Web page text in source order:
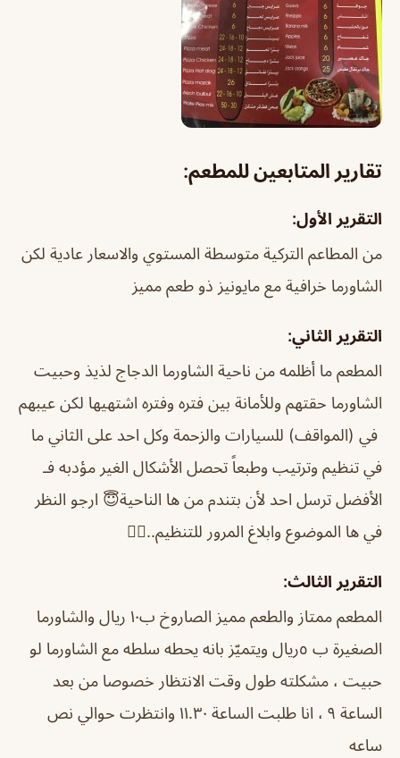
تقارير المتابعين للمطعم:
التقرير الأول:
من المطاعم التركية متوسطة المستوي والاسعار عادية لكن
الشاورما خرافية مع مايونيز ذو طعم مميز
التقرير الثاني:
المطعم ما أظلمه من ناحية الشاورما الدجاج لذيذ وحبيت
الشاورما حقتهم وللأمانة بين فتره وفتره اشتهيها لكن عيبهم
في (المواقف) للسيارات والزحمة وكل احد على الثاني ما
في تنظيم وترتيب وطبعاً تحصل الأشكال الغير مؤدبه فـ
الأفضل ترسل احد لأن بتندم من ها الناحية😇 ارجو النظر
في ها الموضوع وابلاغ المرور للتنظيم..👍🏽
التقرير الثالث:
المطعم ممتاز والطعم مميز الصاروخ ب١٠ ريال والشاورما
الصغيرة ب ٥ريال ويتميّز بانه يحطه سلطه مع الشاورما لو
حبيت ، مشكلته طول وقت الانتظار خصوصا من بعد
الساعة ٩ ، انا طلبت الساعة ١١.٣٠ وانتظرت حوالي نص
ساعه